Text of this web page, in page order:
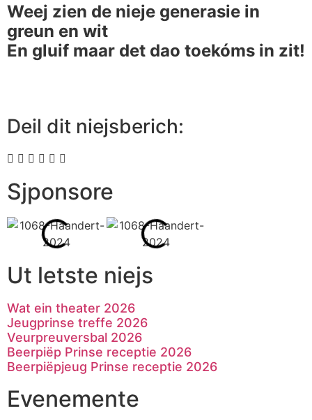
Weej zien de nieje generasie in
greun en wit
En gluif maar det dao toekóms in zit!
Deil dit niejsberich:
Sjponsore
Ut letste niejs
Wat ein theater 2026
Jeugprinse treffe 2026
Veurpreuversbal 2026
Beerpiëp Prinse receptie 2026
Beerpiëpjeug Prinse receptie 2026
Evenemente